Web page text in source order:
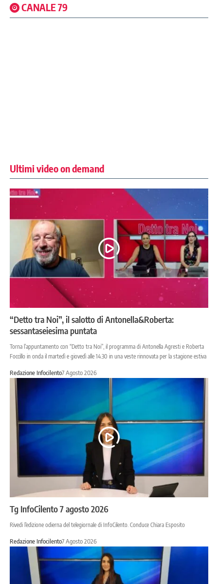
Ultimi video on demand
“Detto tra Noi”, il salotto di Antonella&Roberta:
sessantaseiesima puntata
Torna l’appuntamento con “Detto tra Noi”, il programma di Antonella Agresti e Roberta
Foccillo in onda il martedì e giovedì alle 14.30 in una veste rinnovata per la stagione estiva
Redazione Infocilento7 Agosto 2026
Tg InfoCilento 7 agosto 2026
Rivedi l’edizione odierna del telegiornale di InfoCilento. Conduce Chiara Esposito
Redazione Infocilento7 Agosto 2026
CANALE 79